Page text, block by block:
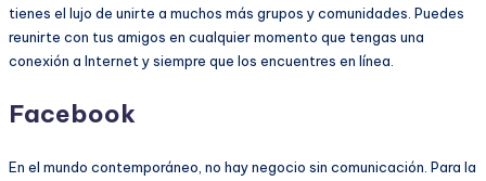
tienes el lujo de unirte a muchos más grupos y comunidades. Puedes
reunirte con tus amigos en cualquier momento que tengas una
conexión a Internet y siempre que los encuentres en línea.
Facebook
En el mundo contemporáneo, no hay negocio sin comunicación. Para la